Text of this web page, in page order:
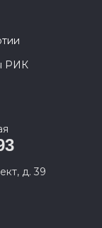
РИК
д. 39